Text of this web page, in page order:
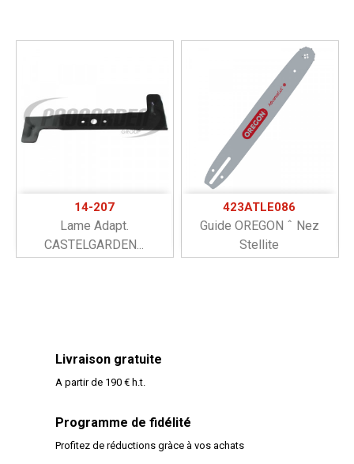
14-207
Lame Adapt.
CASTELGARDEN...
423ATLE086
Guide OREGON ˆ Nez
Stellite
Livraison gratuite
A partir de 190 € h.t.
Programme de fidélité
Profitez de réductions gràce à vos achats